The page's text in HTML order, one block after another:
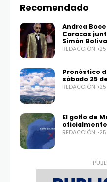
Twitter
100,0
Recomendado
Andrea
Caracas
Simón
REDACCIÓN 25
Pronóstico
sábado 25
REDACCIÓN 25
El golfo de
REDACCIÓN 25